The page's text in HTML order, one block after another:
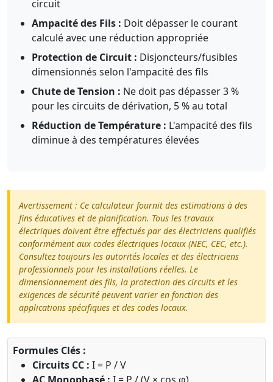
circuit
Ampacité des Fils : Doit dépasser le courant
calculé avec une réduction appropriée
Protection de Circuit : Disjoncteurs/fusibles
dimensionnés selon l'ampacité des fils
Chute de Tension : Ne doit pas dépasser 3 %
pour les circuits de dérivation, 5 % au total
Réduction de Température : L'ampacité des fils
diminue à des températures élevées
Avertissement : Ce calculateur fournit des estimations à des
fins éducatives et de planification. Tous les travaux
électriques doivent être effectués par des électriciens qualifiés
conformément aux codes électriques locaux (NEC, CEC, etc.).
Consultez toujours les autorités locales et des électriciens
professionnels pour les installations réelles. Le
dimensionnement des fils, la protection des circuits et les
exigences de sécurité peuvent varier en fonction des
applications spécifiques et des codes locaux.
Formules Clés :
Circuits CC : I = P / V
AC Monophasé : I = P / (V × cos φ)